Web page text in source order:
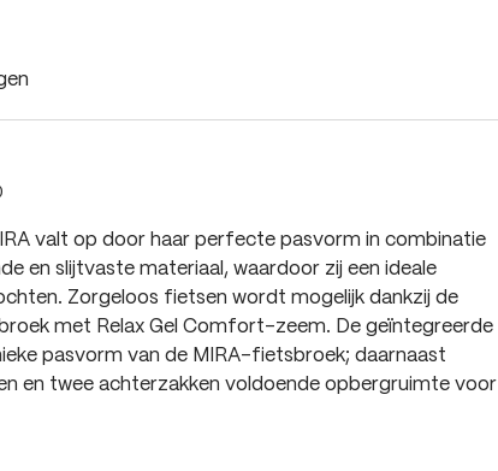
valt op door haar perfecte pasvorm in combinatie
en slijtvaste materiaal, waardoor zij een ideale
Zorgeloos fietsen wordt mogelijk dankzij de
met Relax Gel Comfort-zeem. De geïntegreerde
pasvorm van de MIRA-fietsbroek; daarnaast
en twee achterzakken voldoende opbergruimte voor